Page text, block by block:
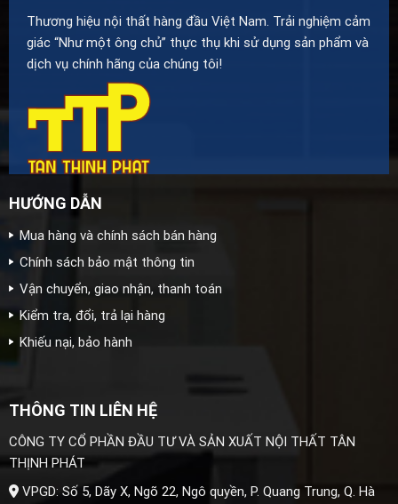
Thương hiệu nội thất hàng đầu Việt Nam. Trải nghiệm cảm
giác “Như một ông chủ” thực thụ khi sử dụng sản phẩm và
dịch vụ chính hãng của chúng tôi!
HƯỚNG DẪN
Mua hàng và chính sách bán hàng
Chính sách bảo mật thông tin
Vận chuyển, giao nhận, thanh toán
Kiểm tra, đổi, trả lại hàng
Khiếu nại, bảo hành
THÔNG TIN LIÊN HỆ
CÔNG TY CỔ PHẦN ĐẦU TƯ VÀ SẢN XUẤT NỘI THẤT TÂN
THỊNH PHÁT
VPGD: Số 5, Dãy X, Ngõ 22, Ngô quyền, P. Quang Trung, Q. Hà